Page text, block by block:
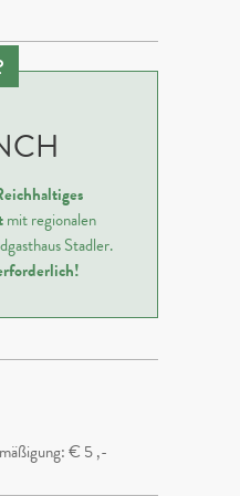
mit regionalen
Stadler.
€ 5 ,-